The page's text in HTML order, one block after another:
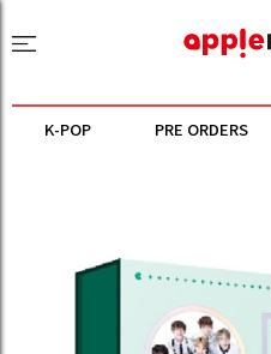
K-POP PRE ORDERS